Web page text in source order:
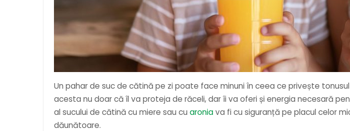
Un pahar de suc de cătină pe zi poate face minuni în ceea ce privește
acesta nu doar că îl va proteja de răceli, dar îi va oferi și energia necesară
al sucului de cătină cu miere sau cu aroniava fi cu siguranță pe placul celor
dăunătoare.